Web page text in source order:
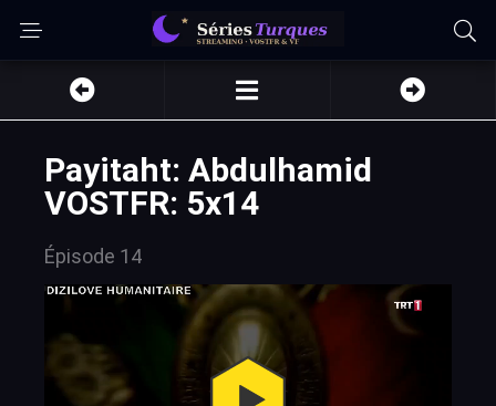
Payitaht: Abdulhamid
VOSTFR: 5x14
Épisode 14